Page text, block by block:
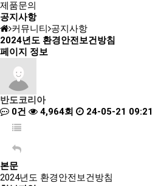
제품문의
공지사항
커뮤니티 공지사항
2024년도 환경안전보건방침
페이지 정보
반도코리아
0건
4,964회 24-05-21 09:21
본문
2024년도 환경안전보건방침